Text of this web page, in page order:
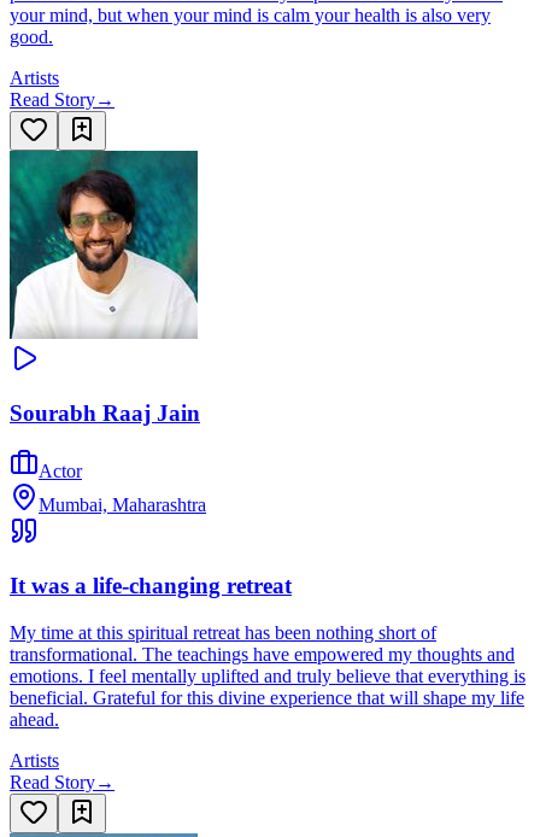
your mind, but when your mind is calm your health is also very
good.
Artists
Read Story→
Sourabh Raaj Jain
Actor
Mumbai, Maharashtra
It was a life-changing retreat
My time at this spiritual retreat has been nothing short of
transformational. The teachings have empowered my thoughts and
emotions. I feel mentally uplifted and truly believe that everything is
beneficial. Grateful for this divine experience that will shape my life
ahead.
Artists
Read Story→